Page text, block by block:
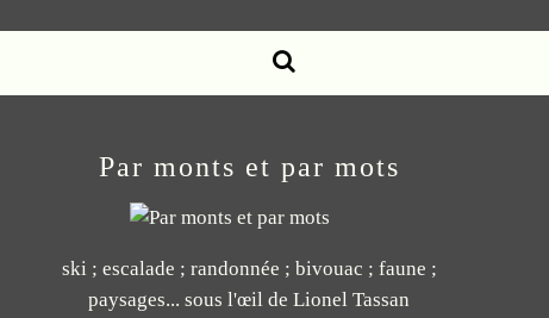
Par monts et par mots
ski ; escalade ; randonnée ; bivouac ; faune ;
paysages... sous l'œil de Lionel Tassan